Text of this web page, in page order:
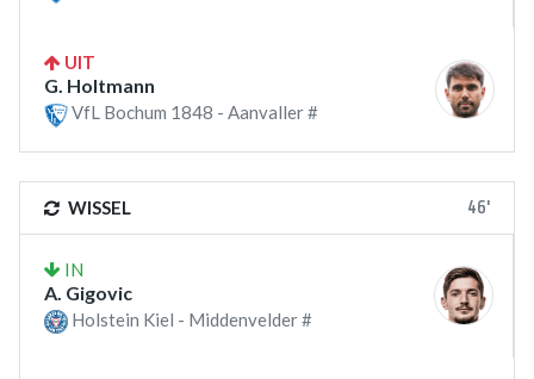
UIT
G. Holtmann
VfL Bochum 1848 - Aanvaller #
WISSEL 46'
IN
A. Gigovic
Holstein Kiel - Middenvelder #